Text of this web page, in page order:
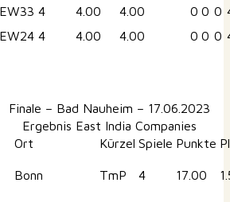
EW33 4 4.00 4.00 0 0 0
EW24 4 4.00 4.00 0 0 0
Finale – Bad Nauheim – 17.06.2023
Ergebnis East India Companies
Ort Kürzel Spiele Punkte
Bonn TmP 4 17.00